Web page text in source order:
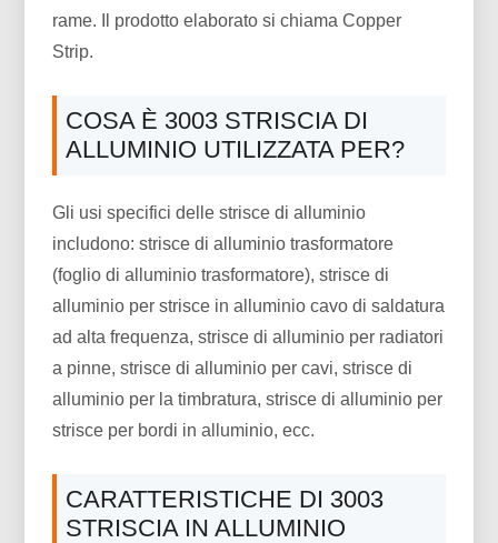
rame. Il prodotto elaborato si chiama Copper
Strip.
COSA È 3003 STRISCIA DI
ALLUMINIO UTILIZZATA PER?
Gli usi specifici delle strisce di alluminio
includono: strisce di alluminio trasformatore
(foglio di alluminio trasformatore), strisce di
alluminio per strisce in alluminio cavo di saldatura
ad alta frequenza, strisce di alluminio per radiatori
a pinne, strisce di alluminio per cavi, strisce di
alluminio per la timbratura, strisce di alluminio per
strisce per bordi in alluminio, ecc.
CARATTERISTICHE DI 3003
STRISCIA IN ALLUMINIO